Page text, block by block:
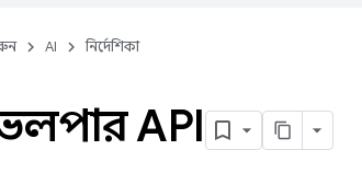
AI নির্দেশিকা
API